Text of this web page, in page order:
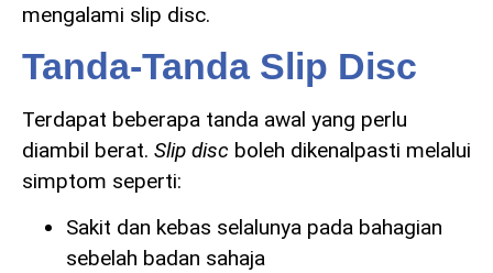
mengalami slip disc.
Tanda-Tanda Slip Disc
Terdapat beberapa tanda awal yang perlu
diambil berat. Slip disc boleh dikenalpasti melalui
simptom seperti:
Sakit dan kebas selalunya pada bahagian
sebelah badan sahaja